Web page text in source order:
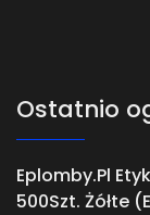
Ostatnio
Eplomby.Pl
500Szt. Żółte